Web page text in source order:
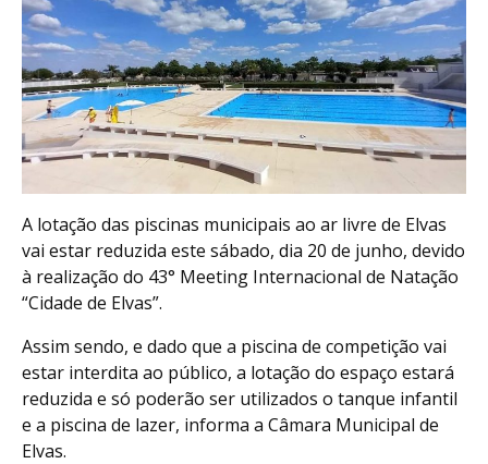
A lotação das piscinas municipais ao ar livre de Elvas
vai estar reduzida este sábado, dia 20 de junho, devido
à realização do 43° Meeting Internacional de Natação
“Cidade de Elvas”.
Assim sendo, e dado que a piscina de competição vai
estar interdita ao público, a lotação do espaço estará
reduzida e só poderão ser utilizados o tanque infantil
e a piscina de lazer, informa a Câmara Municipal de
Elvas.